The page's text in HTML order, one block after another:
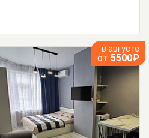
в августе
от 5500₽